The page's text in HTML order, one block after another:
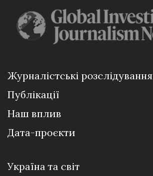
Журналістські розслідування
Публікації
Наш вплив
Дата-проєкти
Україна та світ